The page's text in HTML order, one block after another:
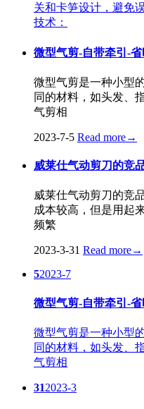
关和卡笋设计，避免
技术：
微型气剪-自带牵引-省
微型气剪是一种小型
同的材料，如头发、
气剪相
2023-7-5 Read more→
威莱仕气动剪刀的竞
威莱仕气动剪刀的竞
成本较高，但是用起
频繁
2023-3-31 Read more→
52023-7
微型气剪-自带牵引-省
微型气剪是一种小型
同的材料，如头发、
气剪相
312023-3